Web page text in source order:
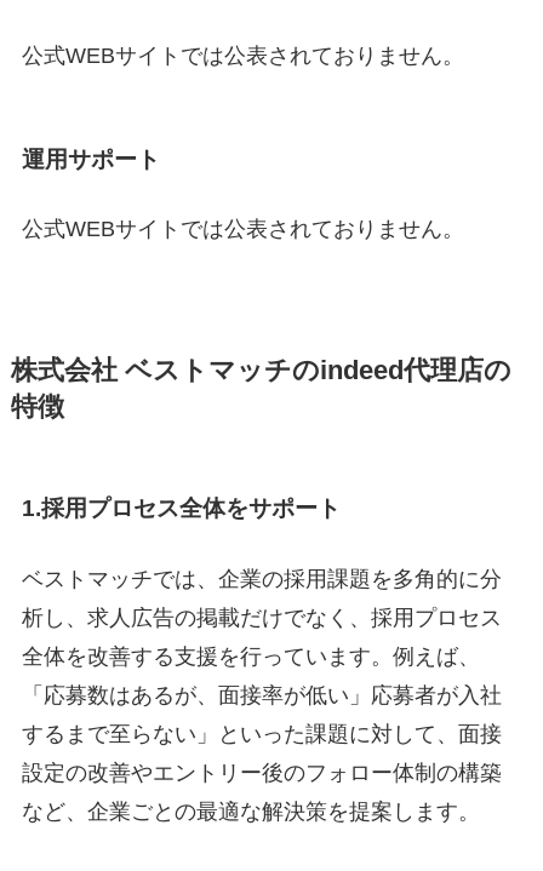
公式WEBサイトでは公表されておりません。
運用サポート
公式WEBサイトでは公表されておりません。
株式会社 ベストマッチのindeed代理店の
特徴
1.採用プロセス全体をサポート
ベストマッチでは、企業の採用課題を多角的に分
析し、求人広告の掲載だけでなく、採用プロセス
全体を改善する支援を行っています。例えば、
「応募数はあるが、面接率が低い」応募者が入社
するまで至らない」といった課題に対して、面接
設定の改善やエントリー後のフォロー体制の構築
など、企業ごとの最適な解決策を提案します。